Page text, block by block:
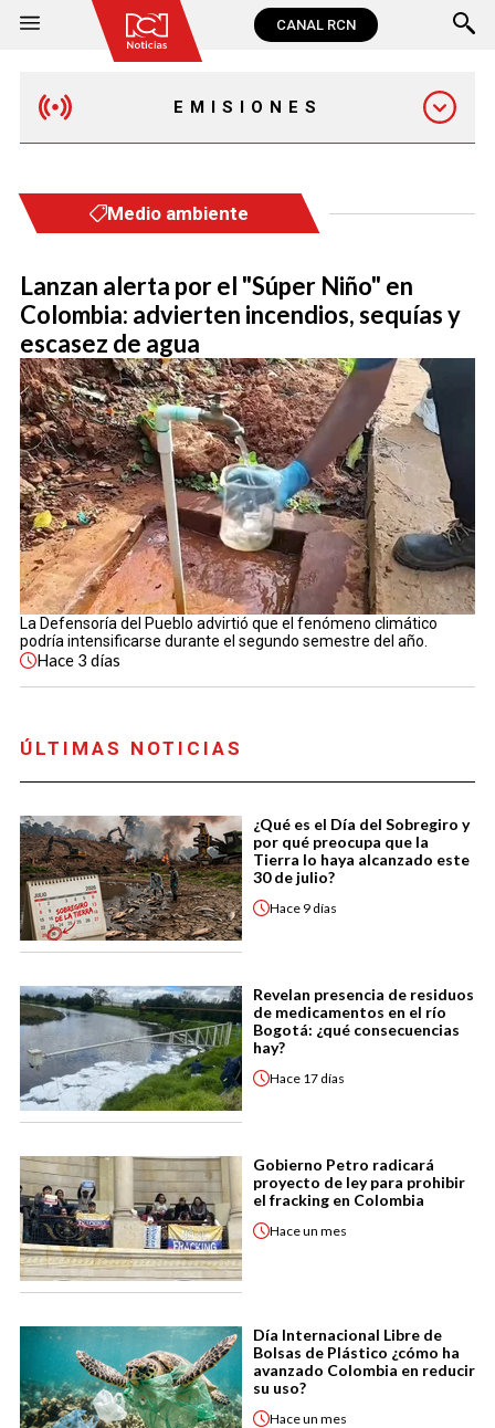
CANAL RCN
EMISIONES
Medio ambiente
Lanzan alerta por el "Súper Niño" en
Colombia: advierten incendios, sequías y
escasez de agua
La Defensoría del Pueblo advirtió que el fenómeno climático
podría intensificarse durante el segundo semestre del año.
Hace 3 días
ÚLTIMAS NOTICIAS
¿Qué es el Día del Sobregiro y
por qué preocupa que la
Tierra lo haya alcanzado este
30 de julio?
Hace 9 días
Revelan presencia de residuos
de medicamentos en el río
Bogotá: ¿qué consecuencias
hay?
Hace 17 días
Gobierno Petro radicará
proyecto de ley para prohibir
el fracking en Colombia
Haceun mes
Día Internacional Libre de
Bolsas de Plástico ¿cómo ha
avanzado Colombia en reducir
su uso?
Haceun mes